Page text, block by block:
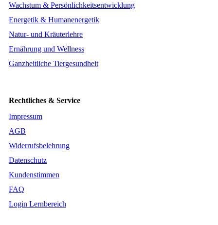
Wachstum & Persönlichkeitsentwicklung
Energetik & Humanenergetik
Natur- und Kräuterlehre
Ernährung und Wellness
Ganzheitliche Tiergesundheit
Rechtliches & Service
Impressum
AGB
Widerrufsbelehrung
Datenschutz
Kundenstimmen
FAQ
Login Lernbereich